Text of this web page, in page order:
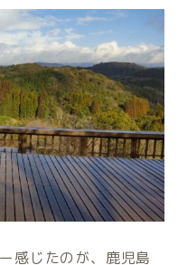
感じたのが、鹿児島